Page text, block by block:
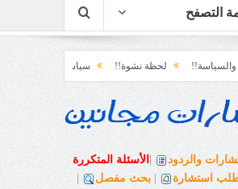
التصفح
لحظة نشوة!! سياسة!! تاج الهرمية!!
والردود | الأسئلة المتكررة
استشارة | بحث مفصل
|